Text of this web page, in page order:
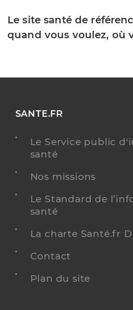
Le site santé de
quand vous voulez, où
SANTE.FR
Le Service public
santé
Nos missions
Le Standard de
santé
La charte Santé.fr
Contact
Plan du site